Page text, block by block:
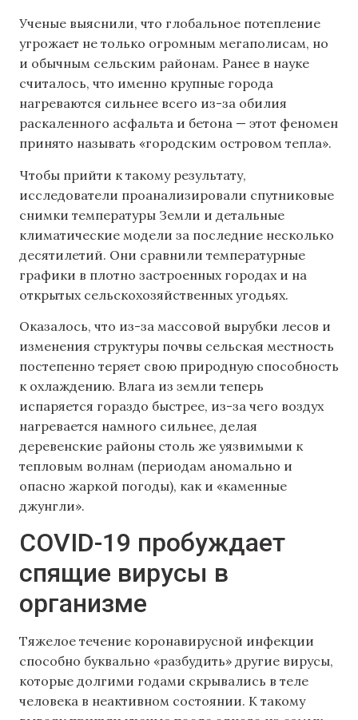
Ученые выяснили, что глобальное потепление
угрожает не только огромным мегаполисам, но
и обычным сельским районам. Ранее в науке
считалось, что именно крупные города
нагреваются сильнее всего из-за обилия
раскаленного асфальта и бетона — этот феномен
принято называть «городским островом тепла».
Чтобы прийти к такому результату,
исследователи проанализировали спутниковые
снимки температуры Земли и детальные
климатические модели за последние несколько
десятилетий. Они сравнили температурные
графики в плотно застроенных городах и на
открытых сельскохозяйственных угодьях.
Оказалось, что из-за массовой вырубки лесов и
изменения структуры почвы сельская местность
постепенно теряет свою природную способность
к охлаждению. Влага из земли теперь
испаряется гораздо быстрее, из-за чего воздух
нагревается намного сильнее, делая
деревенские районы столь же уязвимыми к
тепловым волнам (периодам аномально и
опасно жаркой погоды), как и «каменные
джунгли».
COVID-19 пробуждает
спящие вирусы в
организме
Тяжелое течение коронавирусной инфекции
способно буквально «разбудить» другие вирусы,
которые долгими годами скрывались в теле
человека в неактивном состоянии. К такому